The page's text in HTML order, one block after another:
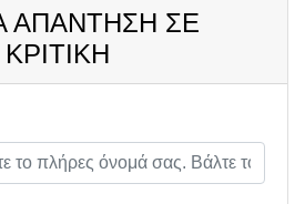
ΑΠΆΝΤΗΣΗ ΣΕ